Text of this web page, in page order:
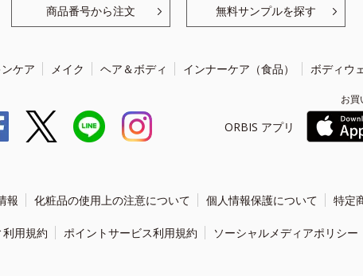
商品番号から注文 無料サンプルを探す
ケア メイク ヘア＆ボディ インナーケア（食品） ボディウ
ORBIS アプリ
お買
報 化粧品の使用上の注意について 個人情報保護について 特定
用規約 ポイントサービス利用規約 ソーシャルメディアポリシー